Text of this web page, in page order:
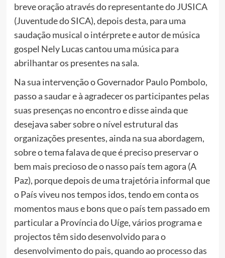
breve oração através do representante do JUSICA
(Juventude do SICA), depois desta, para uma
saudação musical o intérprete e autor de música
gospel Nely Lucas cantou uma música para
abrilhantar os presentes na sala.
Na sua intervenção o Governador Paulo Pombolo,
passo a saudar e à agradecer os participantes pelas
suas presenças no encontro e disse ainda que
desejava saber sobre o nível estrutural das
organizações presentes, ainda na sua abordagem,
sobre o tema falava de que é preciso preservar o
bem mais precioso de o nasso país tem agora (A
Paz), porque depois de uma trajetória informal que
o País viveu nos tempos idos, tendo em conta os
momentos maus e bons que o país tem passado em
particular a Província do Uíge, vários programa e
projectos têm sido desenvolvido para o
desenvolvimento do pais, quando ao processo das